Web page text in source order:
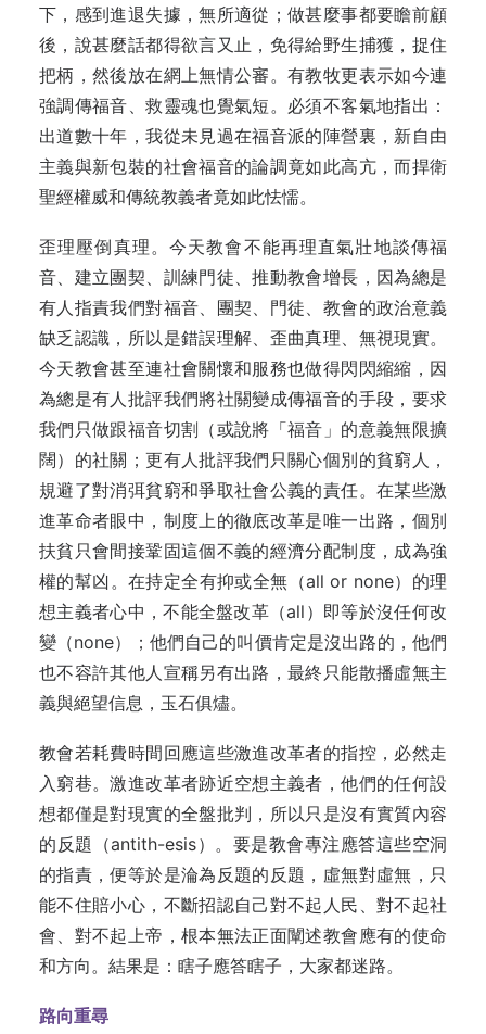
下，感到進退失據，無所適從；做甚麼事都要瞻前顧
後，說甚麼話都得欲言又止，免得給野生捕獲，捉住
把柄，然後放在網上無情公審。有教牧更表示如今連
強調傳福音、救靈魂也覺氣短。必須不客氣地指出：
出道數十年，我從未見過在福音派的陣營裏，新自由
主義與新包裝的社會福音的論調竟如此高亢，而捍衛
聖經權威和傳統教義者竟如此怯懦。
歪理壓倒真理。今天教會不能再理直氣壯地談傳福
音、建立團契、訓練門徒、推動教會增長，因為總是
有人指責我們對福音、團契、門徒、教會的政治意義
缺乏認識，所以是錯誤理解、歪曲真理、無視現實。
今天教會甚至連社會關懷和服務也做得閃閃縮縮，因
為總是有人批評我們將社關變成傳福音的手段，要求
我們只做跟福音切割（或說將「福音」的意義無限擴
闊）的社關；更有人批評我們只關心個別的貧窮人，
規避了對消弭貧窮和爭取社會公義的責任。在某些激
進革命者眼中，制度上的徹底改革是唯一出路，個別
扶貧只會間接鞏固這個不義的經濟分配制度，成為強
權的幫凶。在持定全有抑或全無（all or none）的理
想主義者心中，不能全盤改革（all）即等於沒任何改
變（none）；他們自己的叫價肯定是沒出路的，他們
也不容許其他人宣稱另有出路，最終只能散播虛無主
義與絕望信息，玉石俱燼。
教會若耗費時間回應這些激進改革者的指控，必然走
入窮巷。激進改革者跡近空想主義者，他們的任何設
想都僅是對現實的全盤批判，所以只是沒有實質內容
的反題（antith-esis）。要是教會專注應答這些空洞
的指責，便等於是淪為反題的反題，虛無對虛無，只
能不住賠小心，不斷招認自己對不起人民、對不起社
會、對不起上帝，根本無法正面闡述教會應有的使命
和方向。結果是：瞎子應答瞎子，大家都迷路。
路向重尋